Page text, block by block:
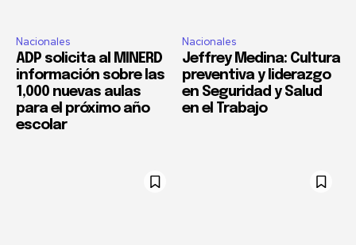
Nacionales
ADP solicita al MINERD
información sobre las
1,000 nuevas aulas
para el próximo año
escolar
Nacionales
Jeffrey Medina: Cultura
preventiva y liderazgo
en Seguridad y Salud
en el Trabajo